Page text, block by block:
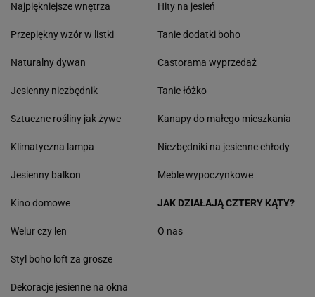
Najpiękniejsze wnętrza
Przepiękny wzór w listki
Naturalny dywan
Jesienny niezbędnik
Sztuczne rośliny jak żywe
Klimatyczna lampa
Jesienny balkon
Hity na jesień
Tanie dodatki boho
Castorama wyprzedaż
Tanie łóżko
Kanapy do małego mieszkania
Niezbędniki na jesienne chłody
Meble wypoczynkowe
Kino domowe
Welur czy len
Styl boho loft za grosze
Dekoracje jesienne na okna
JAK DZIAŁAJĄ CZTERY KĄTY?
O nas